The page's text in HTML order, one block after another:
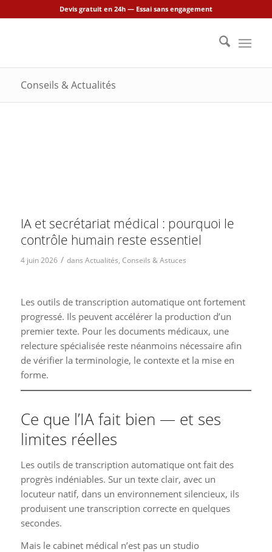
Devis gratuit en 24h — Essai sans engagement
Conseils & Actualités
IA et secrétariat médical : pourquoi le
contrôle humain reste essentiel
4 juin 2026 / dans Actualités, Conseils & Astuces
Les outils de transcription automatique ont fortement
progressé. Ils peuvent accélérer la production d’un
premier texte. Pour les documents médicaux, une
relecture spécialisée reste néanmoins nécessaire afin
de vérifier la terminologie, le contexte et la mise en
forme.
Ce que l’IA fait bien — et ses
limites réelles
Les outils de transcription automatique ont fait des
progrès indéniables. Sur un texte clair, avec un
locuteur natif, dans un environnement silencieux, ils
produisent une transcription correcte en quelques
secondes.
Mais le cabinet médical n’est pas un studio